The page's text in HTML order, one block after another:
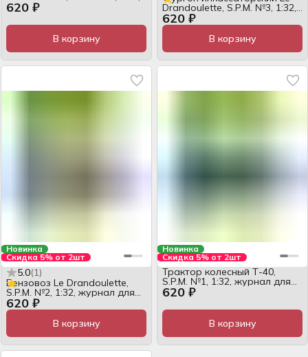
620 ₽
журнал
В корзину
620 ₽
Drandoulette, S.P.M. №3, 1:32,
журнал
В корзину
Новинка
Скидка 5% от 2шт
5.0(1)
620 ₽
Бензовоз Le Drandoulette,
S.P.M. №2, 1:32, журнал для
сборки
В корзину
Новинка
Скидка 5% от 2шт
620 ₽
Трактор колесный Т-40,
S.P.M. №1, 1:32, журнал для
сборки
В корзину